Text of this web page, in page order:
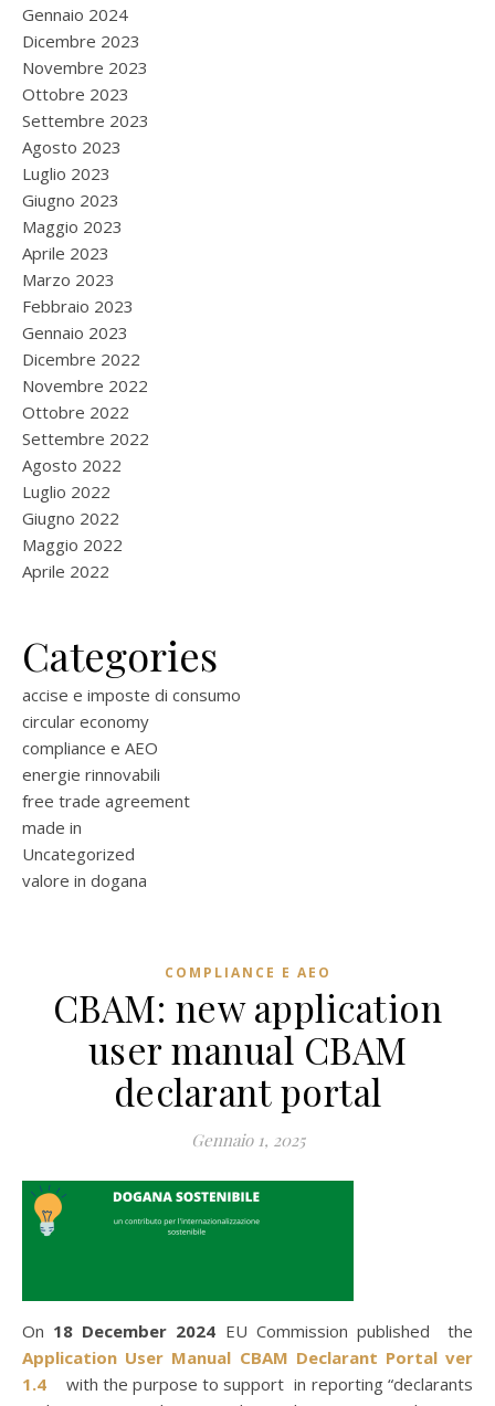
Gennaio 2024
Dicembre 2023
Novembre 2023
Ottobre 2023
Settembre 2023
Agosto 2023
Luglio 2023
Giugno 2023
Maggio 2023
Aprile 2023
Marzo 2023
Febbraio 2023
Gennaio 2023
Dicembre 2022
Novembre 2022
Ottobre 2022
Settembre 2022
Agosto 2022
Luglio 2022
Giugno 2022
Maggio 2022
Aprile 2022
Categories
accise e imposte di consumo
circular economy
compliance e AEO
energie rinnovabili
free trade agreement
made in
Uncategorized
valore in dogana
COMPLIANCE E AEO
CBAM: new application
user manual CBAM
declarant portal
Gennaio 1, 2025
On 18 December 2024 EU Commission published the
Application User Manual CBAM Declarant Portal ver
1.4 with the purpose to support in reporting “declarants